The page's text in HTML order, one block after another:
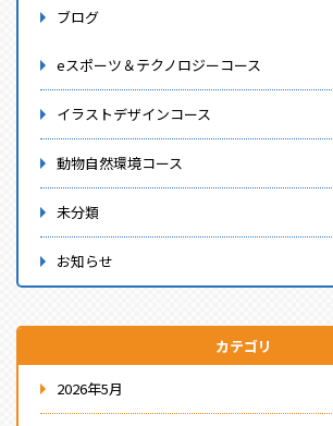
ブログ
eスポーツ＆テクノロジーコース
イラストデザインコース
動物自然環境コース
未分類
お知らせ
カテゴリ
2026年5月